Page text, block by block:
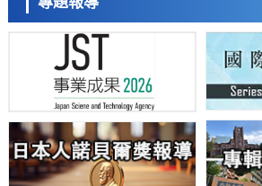
教授專訪
科學研究
慶應義塾大學闡明腦內「游擊手」小膠質細胞
機制，有望用於開發阿茲海默症等疾病療法
科學研究
日本東北大學與橫濱橡膠全球首次從奈米尺度
劣化抑制機制，為提升輪胎安全性與耐久性的
科學研究
近畿大學等發現植物染料「日本茜」的紅色成
望成為新型功能性材料
科學研究